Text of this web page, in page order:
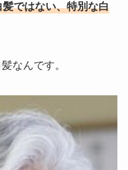
ではない、特別な白
なんです。